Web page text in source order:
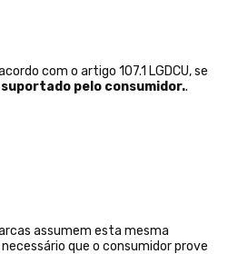
com o artigo 107.1 LGDCU, se
pelo consumidor..
assumem esta mesma
que o consumidor prove